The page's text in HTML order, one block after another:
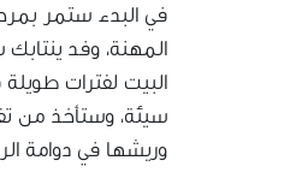
في البدء ستمر
المهنة، وفد
البيت لفترات
سيئة، وستأخذ من
وريشها في دوامة